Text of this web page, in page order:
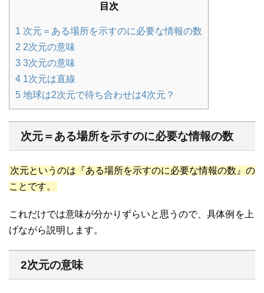
目次
1 次元＝ある場所を示すのに必要な情報の数
2 2次元の意味
3 3次元の意味
4 1次元は直線
5 地球は2次元で待ち合わせは4次元？
次元＝ある場所を示すのに必要な情報の数
次元というのは『ある場所を示すのに必要な情報の数』の
ことです。
これだけでは意味が分かりずらいと思うので、具体例を上
げながら説明します。
2次元の意味